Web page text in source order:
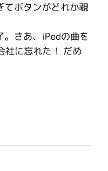
てボタンがどれか覗
。さあ、iPodの曲を
社に忘れた！ だめ